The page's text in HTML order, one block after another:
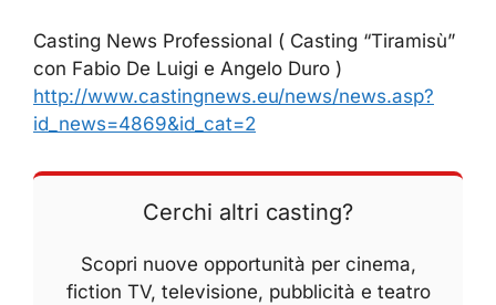
Casting News Professional ( Casting “Tiramisù”
con Fabio De Luigi e Angelo Duro )
http://www.castingnews.eu/news/news.asp?
id_news=4869&id_cat=2
Cerchi altri casting?
Scopri nuove opportunità per cinema,
fiction TV, televisione, pubblicità e teatro